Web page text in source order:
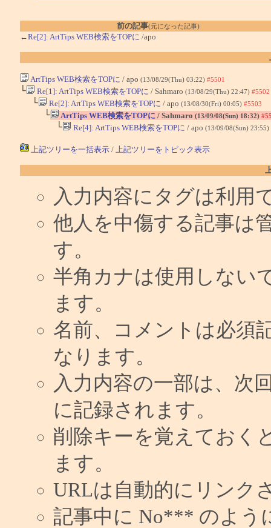
前の記事(元になった記事)
←Re[2]: ArtTips WEB検索をTOPに /apo
ArtTips WEB検索をTOPに / apo (13/08/29(Thu) 03:22) #5501
└ Re[1]: ArtTips WEB検索をTOPに / Sahmaro (13/08/29(Thu) 22:47) #5502
└ Re[2]: ArtTips WEB検索をTOPに / apo (13/08/30(Fri) 00:05) #5503
└ ArtTips WEB検索をTOPに / Sahmaro (13/09/08(Sun) 18:32)
└ Re[4]: ArtTips WEB検索をTOPに / apo (13/09/08(Sun) 23:55)
上記ツリーを一括表示/ 上記ツリーをトピック表示
入力内容にタグは利用
他人を中傷する記事は
す。
半角カナは使用しない
ます。
名前、コメントは必須
なります。
入力内容の一部は、次
に記録されます。
削除キーを覚えておく
ます。
URLは自動的にリンク
記事中に No*** のよう